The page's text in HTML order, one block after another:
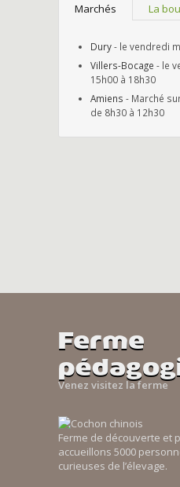
Marchés La
Dury- le vendredi
Villers-Bocage - le
15h00 à 18h30
Amiens - Marché
de 8h30 à 12h30
Ferme
Venez visitez la ferme
Ferme de découverte et
accueillons 5000
curieuses de l’élevage.